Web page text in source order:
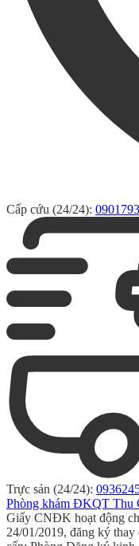
Cấp cứu (24/24):
Trực sản (24/24):
Phòng khám ĐKQT Thu
Giấy CNĐK hoạt động
24/01/2019, đăng ký